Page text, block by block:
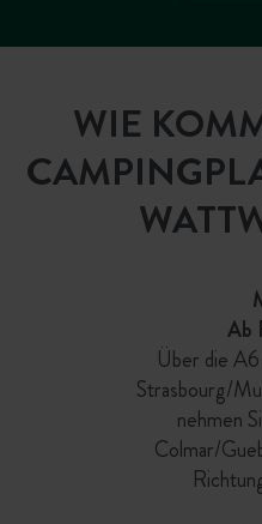
WIE
Ab
Über die
Strasbourg/
nehmen
Colmar/